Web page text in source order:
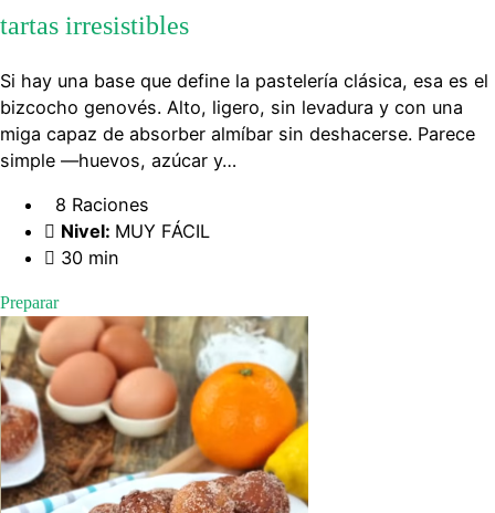
tartas irresistibles
Si hay una base que define la pastelería clásica, esa es el
bizcocho genovés. Alto, ligero, sin levadura y con una
miga capaz de absorber almíbar sin deshacerse. Parece
simple —huevos, azúcar y…
8 Raciones
Nivel: MUY FÁCIL
30 min
Preparar